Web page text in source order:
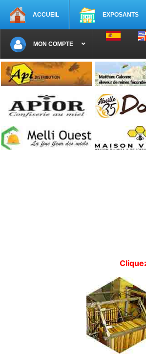
ACCUEIL EXPOSANTS
MON COMPTE
Sélectionnez